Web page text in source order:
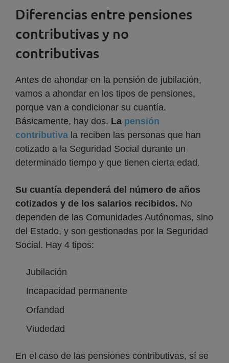
Diferencias entre pensiones
contributivas y no
contributivas
Antes de ahondar en la pensión de jubilación,
vamos a ahondar en los tipos de pensiones,
porque van a condicionar su cuantía.
Básicamente, hay dos. La pensión
contributiva la reciben las personas que han
cotizado a la Seguridad Social durante un
determinado tiempo y que tienen cierta edad.
Su cuantía dependerá del número de años
cotizados y de los salarios recibidos. No
dependen de las Comunidades Autónomas, sino
del Estado, y son gestionadas por la Seguridad
Social. Hay 4 tipos:
Jubilación
Incapacidad permanente
Orfandad
Viudedad
En el caso de las pensiones contributivas, sí se